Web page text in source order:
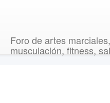
Foro de artes
musculación, fitness,